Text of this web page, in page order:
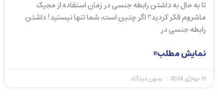
تا به حال به داشتن رابطه جنسی در زمان استفاده از مجیک
ماشروم فکر کردید؟ اگر چنین است، شما تنها نیستید! داشتن
رابطه جنسی در
نمایش مطلب»
11 جولای 2024 بدون دیدگاه